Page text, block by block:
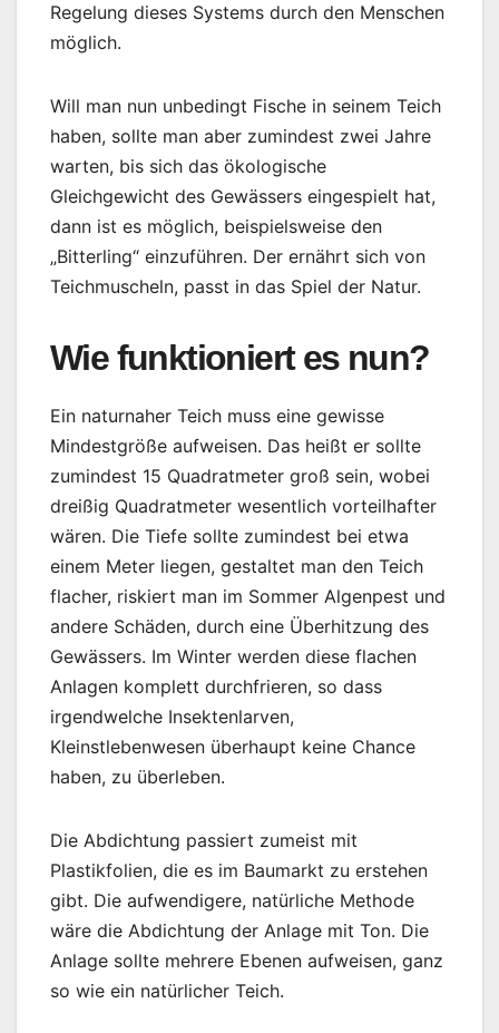
Regelung dieses Systems durch den Menschen
möglich.
Will man nun unbedingt Fische in seinem Teich
haben, sollte man aber zumindest zwei Jahre
warten, bis sich das ökologische
Gleichgewicht des Gewässers eingespielt hat,
dann ist es möglich, beispielsweise den
„Bitterling“ einzuführen. Der ernährt sich von
Teichmuscheln, passt in das Spiel der Natur.
Wie funktioniert es nun?
Ein naturnaher Teich muss eine gewisse
Mindestgröße aufweisen. Das heißt er sollte
zumindest 15 Quadratmeter groß sein, wobei
dreißig Quadratmeter wesentlich vorteilhafter
wären. Die Tiefe sollte zumindest bei etwa
einem Meter liegen, gestaltet man den Teich
flacher, riskiert man im Sommer Algenpest und
andere Schäden, durch eine Überhitzung des
Gewässers. Im Winter werden diese flachen
Anlagen komplett durchfrieren, so dass
irgendwelche Insektenlarven,
Kleinstlebenwesen überhaupt keine Chance
haben, zu überleben.
Die Abdichtung passiert zumeist mit
Plastikfolien, die es im Baumarkt zu erstehen
gibt. Die aufwendigere, natürliche Methode
wäre die Abdichtung der Anlage mit Ton. Die
Anlage sollte mehrere Ebenen aufweisen, ganz
so wie ein natürlicher Teich.